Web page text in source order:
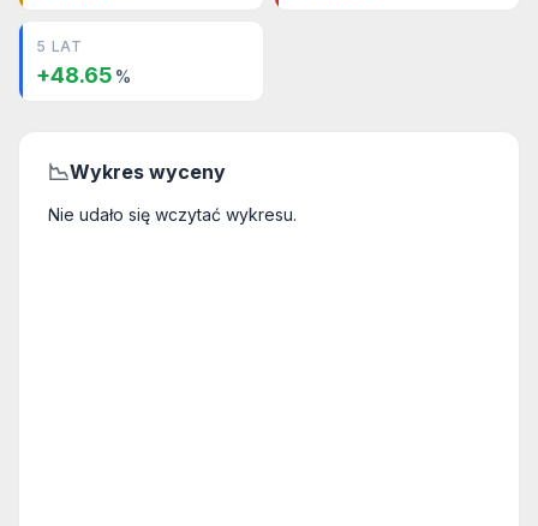
5 LAT
+48.65 %
📉Wykres wyceny
Nie udało się wczytać wykresu.